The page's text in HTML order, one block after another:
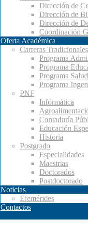
Dirección de
Dirección de
Dirección de
Coordinación
Oferta Académica
Carreras Tradicionales
Programa
Programa
Programa Salud
Programa
PNF
Informática
Contaduría
Educación
Historia
Postgrado
Especialidades
Maestrias
Doctorados
Postdoctorado
Noticias
Efemérides
Contactos